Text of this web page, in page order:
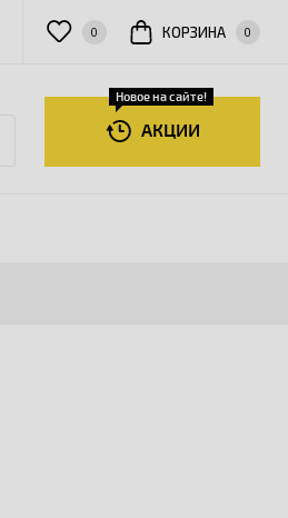
0 КОРЗИНА 0
АКЦИИ
Новое на сайте!